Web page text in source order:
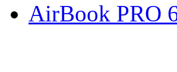
AirBook PRO